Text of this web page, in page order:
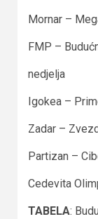
Mornar –
FMP –
nedjelja
Igokea –
Zadar –
Partizan –
Cedevita
TABELA: